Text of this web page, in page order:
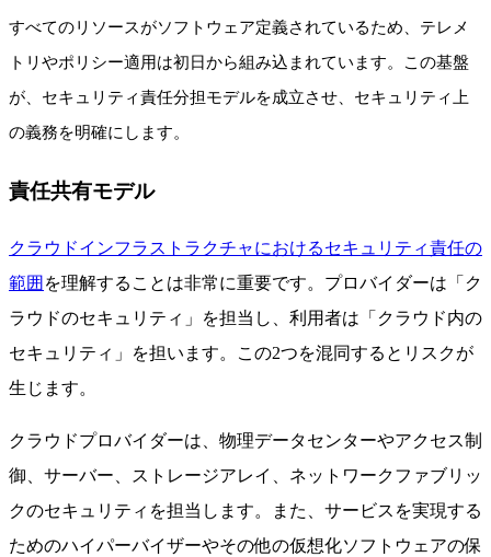
すべてのリソースがソフトウェア定義されているため、テレメ
トリやポリシー適用は初日から組み込まれています。この基盤
が、セキュリティ責任分担モデルを成立させ、セキュリティ上
の義務を明確にします。
責任共有モデル
クラウドインフラストラクチャにおけるセキュリティ責任の
範囲 を理解することは非常に重要です。プロバイダーは「ク
ラウドのセキュリティ」を担当し、利用者は「クラウド内の
セキュリティ」を担います。この2つを混同するとリスクが
生じます。
クラウドプロバイダーは、物理データセンターやアクセス制
御、サーバー、ストレージアレイ、ネットワークファブリッ
クのセキュリティを担当します。また、サービスを実現する
ためのハイパーバイザーやその他の仮想化ソフトウェアの保